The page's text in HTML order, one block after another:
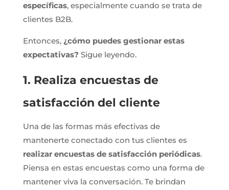
específicas, especialmente cuando se trata de
clientes B2B.
Entonces, ¿cómo puedes gestionar estas
expectativas? Sigue leyendo.
1. Realiza encuestas de
satisfacción del cliente
Una de las formas más efectivas de
mantenerte conectado con tus clientes es
realizar encuestas de satisfacción periódicas.
Piensa en estas encuestas como una forma de
mantener viva la conversación. Te brindan